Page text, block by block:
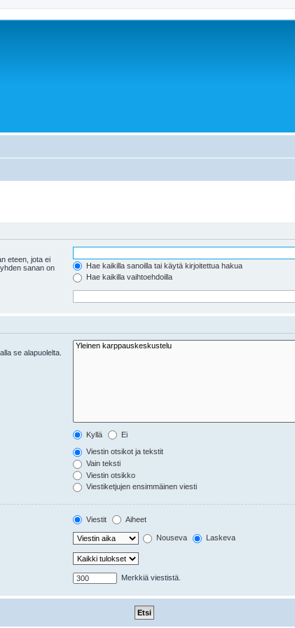
eteen, jota ei
sanan on
Hae kaikilla sanoilla tai käytä kirjoitettua hakua
Hae kaikilla vaihtoehdoilla
se alapuolelta.
Kyllä Ei
Viestin otsikot ja tekstit
Vain teksti
Viestin otsikko
Viestiketjujen ensimmäinen viesti
Viestit Aiheet
Nouseva Laskeva
Merkkiä viestistä.